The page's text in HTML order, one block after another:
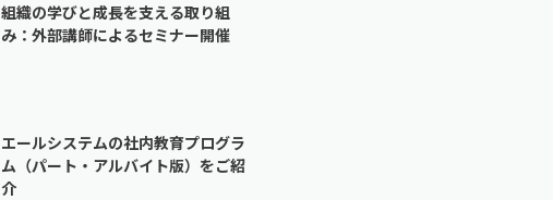
組織の学びと成長を支える取り組
み：外部講師によるセミナー開催
エールシステムの社内教育プログラ
ム（パート・アルバイト版）をご紹
介